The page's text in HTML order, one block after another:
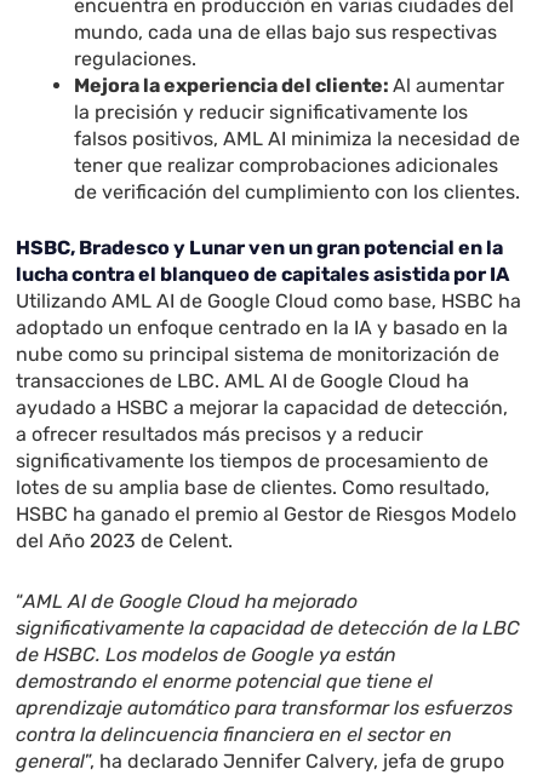
encuentra en producción en varias ciudades del
mundo, cada una de ellas bajo sus respectivas
regulaciones.
Mejora la experiencia del cliente:Al aumentar
la precisión y reducir significativamente los
falsos positivos, AML AI minimiza la necesidad de
tener que realizar comprobaciones adicionales
de verificación del cumplimiento con los clientes.
HSBC, Bradesco y Lunar ven un gran potencial en la
lucha contra el blanqueo de capitales asistida por IA
Utilizando AML AI de Google Cloud como base, HSBC ha
adoptado un enfoque centrado en la IA y basado en la
nube como su principal sistema de monitorización de
transacciones de LBC. AML AI de Google Cloud ha
ayudado a HSBC a mejorar la capacidad de detección,
a ofrecer resultados más precisos y a reducir
significativamente los tiempos de procesamiento de
lotes de su amplia base de clientes. Como resultado,
HSBC ha ganado el premio al Gestor de Riesgos Modelo
del Año 2023 de Celent.
“AML AI de Google Cloud ha mejorado
significativamente la capacidad de detección de la LBC
de HSBC. Los modelos de Google ya están
demostrando el enorme potencial que tiene el
aprendizaje automático para transformar los esfuerzos
contra la delincuencia financiera en el sector en
general”, ha declarado Jennifer Calvery, jefa de grupo